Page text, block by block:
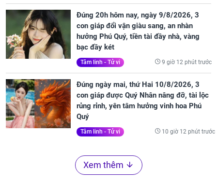
Đúng 20h hôm nay, ngày 9/8/2026, 3
con giáp đổi vận giàu sang, an nhàn
hưởng Phú Quý, tiền tài đầy nhà, vàng
bạc đầy két
Tâm linh - Tử vi 9 giờ 12 phút trước
Đúng ngày mai, thứ Hai 10/8/2026, 3
con giáp được Quý Nhân nâng đỡ, tài lộc
rủng rỉnh, yên tâm hưởng vinh hoa Phú
Quý
Tâm linh - Tử vi 10 giờ 12 phút trước
Xem thêm